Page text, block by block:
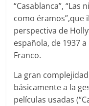
“Casablanca”, “Las
como éramos”,que
perspectiva de
española, de 1937
Franco.
La gran
básicamente a la
películas usadas